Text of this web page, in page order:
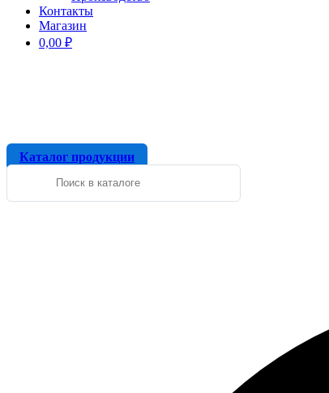
Контакты
Магазин
0,00 ₽
Каталог продукции